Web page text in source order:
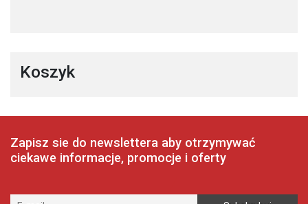
Koszyk
Zapisz sie do newslettera aby otrzymywać
ciekawe informacje, promocje i oferty